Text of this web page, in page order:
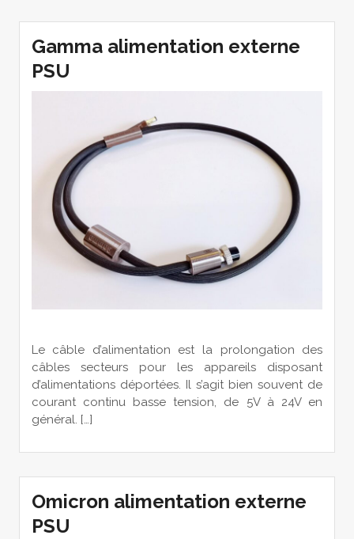
Gamma alimentation externe
PSU
Le câble d’alimentation est la prolongation des
câbles secteurs pour les appareils disposant
d’alimentations déportées. Il s’agit bien souvent de
courant continu basse tension, de 5V à 24V en
général. […]
Omicron alimentation externe
PSU